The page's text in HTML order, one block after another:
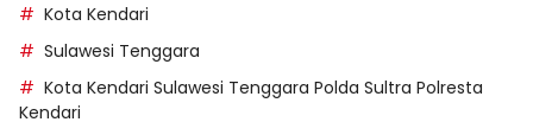
Kota Kendari
Sulawesi Tenggara
Kota Kendari Sulawesi Tenggara Polda Sultra Polresta
Kendari